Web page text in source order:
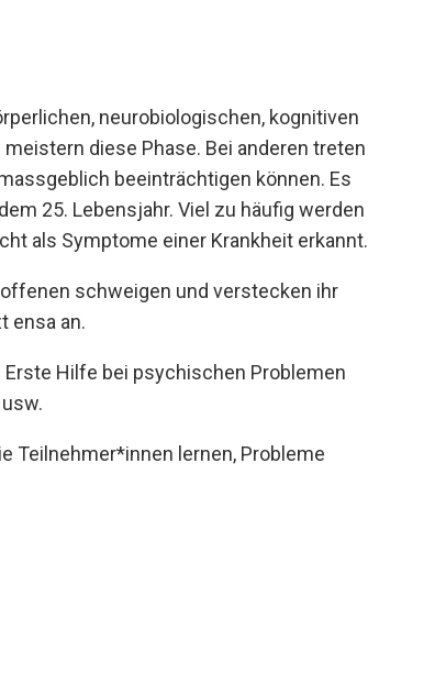
neurobiologischen, kognitiven
diese Phase. Bei anderen treten
beeinträchtigen können. Es
25. Lebensjahr. Viel zu häufig werden
als Symptome einer Krankheit erkannt.
schweigen und verstecken ihr
ensa an.
Hilfe bei psychischen Problemen
Teilnehmer*innen lernen, Probleme